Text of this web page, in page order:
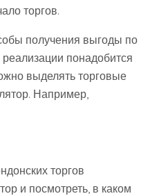
торгов.
получения выгоды по
понадобится
выделять торговые
Например,
торгов
и посмотреть, в каком